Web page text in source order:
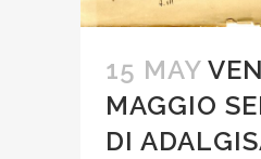
15 MAY
MAGGIO
DI